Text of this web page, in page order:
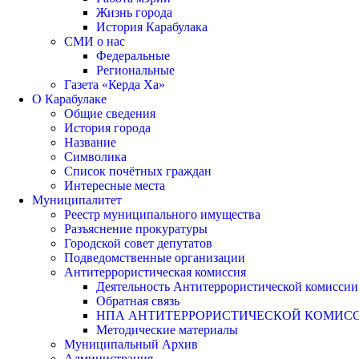
Жизнь города
История Карабулака
СМИ о нас
Федеральные
Региональные
Газета «Керда Ха»
О Карабулаке
Общие сведения
История города
Название
Символика
Список почётных граждан
Интересные места
Муниципалитет
Реестр муниципального имущества
Разъяснение прокуратуры
Городской совет депутатов
Подведомственные организации
Антитеррористическая комиссия
Деятельность Антитеррористической комиссии
Обратная связь
НПА АНТИТЕРРОРИСТИЧЕСКОЙ
Методические материалы
Муниципальный Архив